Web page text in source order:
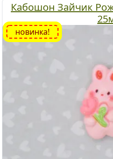
Кабошон Зайчик
новинка!